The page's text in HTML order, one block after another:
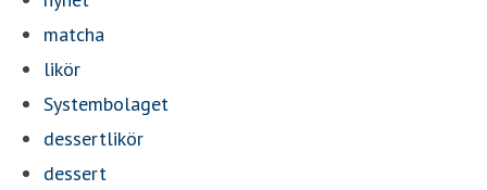
matcha
likör
Systembolaget
dessertlikör
dessert